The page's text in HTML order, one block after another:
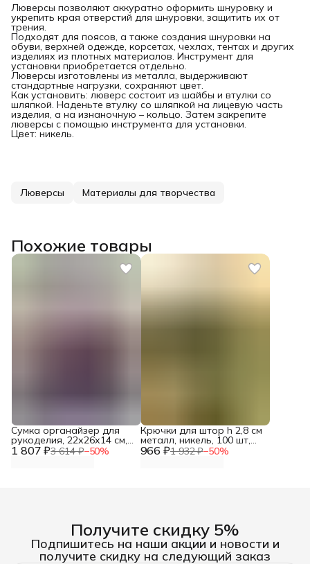
Люверсы позволяют аккуратно оформить шнуровку и
укрепить края отверстий для шнуровки, защитить их от
трения.
Подходят для поясов, а также создания шнуровки на
обуви, верхней одежде, корсетах, чехлах, тентах и других
изделиях из плотных материалов. Инструмент для
установки приобретается отдельно.
Люверсы изготовлены из металла, выдерживают
стандартные нагрузки, сохраняют цвет.
Как установить: люверс состоит из шайбы и втулки со
шляпкой. Наденьте втулку со шляпкой на лицевую часть
изделия, а на изнаночную – кольцо. Затем закрепите
люверсы с помощью инструмента для установки.
Цвет: никель.
Люверсы Материалы для творчества
Похожие товары
1 807 ₽3 614 ₽−50%
Сумка органайзер для
рукоделия, 22х26х14 см,
Hobby&Pro 966 ₽1 932 ₽−50%
Крючки для штор h 2,8 см
металл, никель, 100 шт,
Протос
Получите скидку 5%
Подпишитесь на наши акции и новости и
получите скидку на следующий заказ